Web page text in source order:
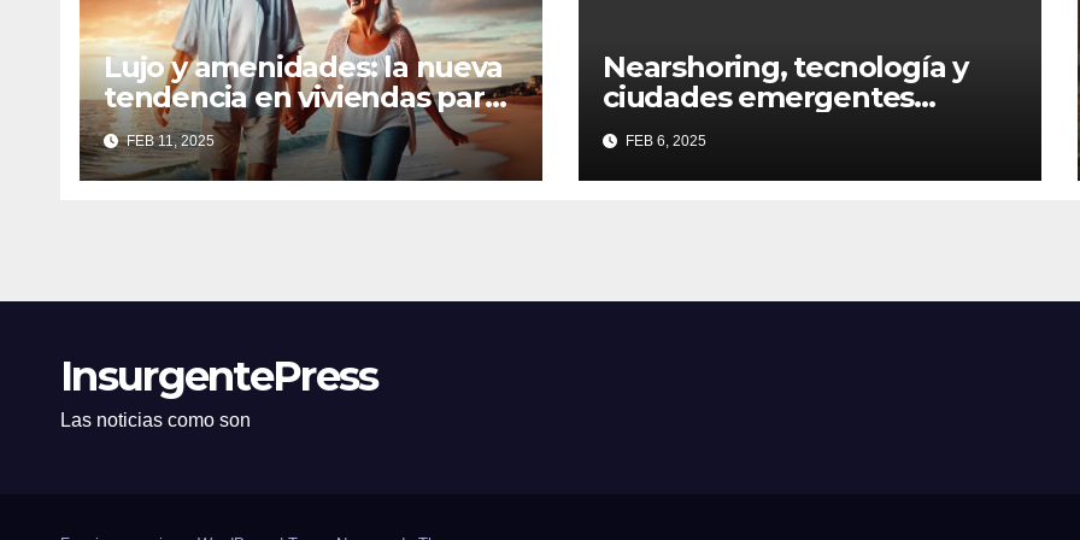
Lujo y amenidades: la nueva
tendencia en viviendas para
la tercera edad
FEB 11, 2025
Nearshoring, tecnología y
ciudades emergentes
definirán al Real Estate
FEB 6, 2025
InsurgentePress
Las noticias como son